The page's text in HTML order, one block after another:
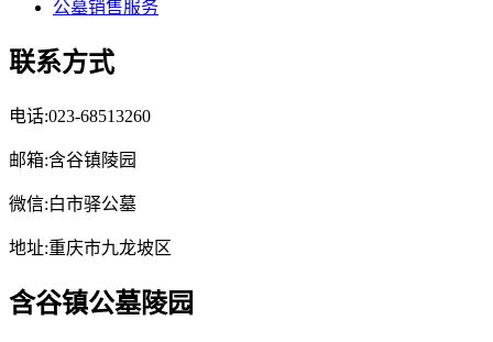
公墓销售服务
联系方式
电话:023-68513260
邮箱:含谷镇陵园
微信:白市驿公墓
地址:重庆市九龙坡区
含谷镇公墓陵园